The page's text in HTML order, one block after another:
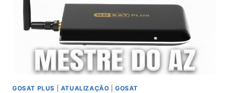
GOSAT PLUS ATUALIZAÇÃO |GOSAT